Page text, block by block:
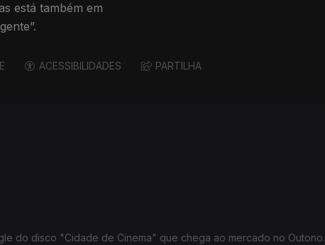
está também em
ACESSIBILIDADES PARTILHA
do disco "Cidade de Cinema" que chega ao mercado no Outono.